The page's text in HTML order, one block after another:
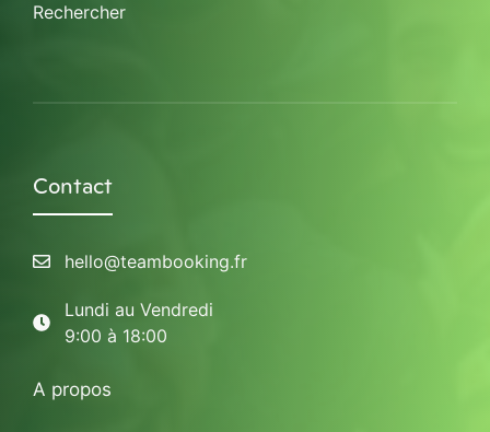
Rechercher
Contact
hello@teambooking.fr
Lundi au Vendredi
9:00 à 18:00
A propos